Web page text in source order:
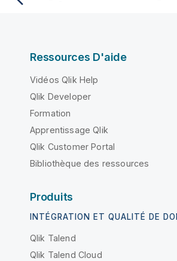
Ressources D'aide
Vidéos Qlik Help
Qlik Developer
Formation
Apprentissage Qlik
Qlik Customer Portal
Bibliothèque des ressources
Produits
INTÉGRATION ET QUALITÉ DE
Qlik Talend
Qlik Talend Cloud